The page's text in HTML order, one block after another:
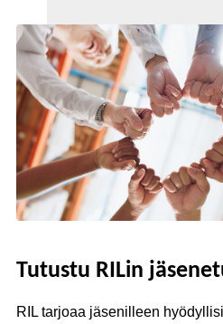
Tutustu RILin
RIL tarjoaa jäsenilleen